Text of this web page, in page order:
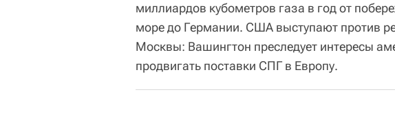
миллиардов кубометров газа в год от
море до Германии. США выступают против
Москвы: Вашингтон преследует интересы
продвигать поставки СПГ в Европу.